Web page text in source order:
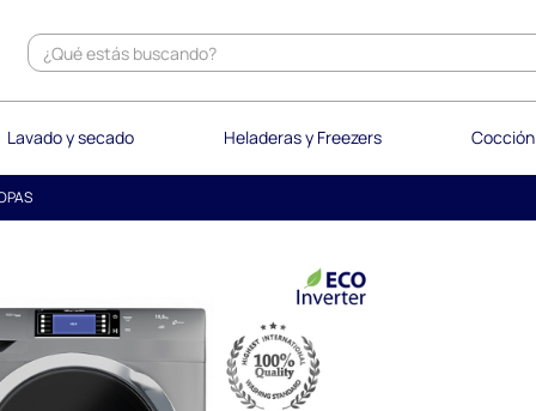
Lavado y secado Heladeras y Freezers Cocción